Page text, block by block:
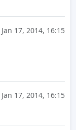
Jan 17, 2014, 16:15
Jan 17, 2014, 16:15